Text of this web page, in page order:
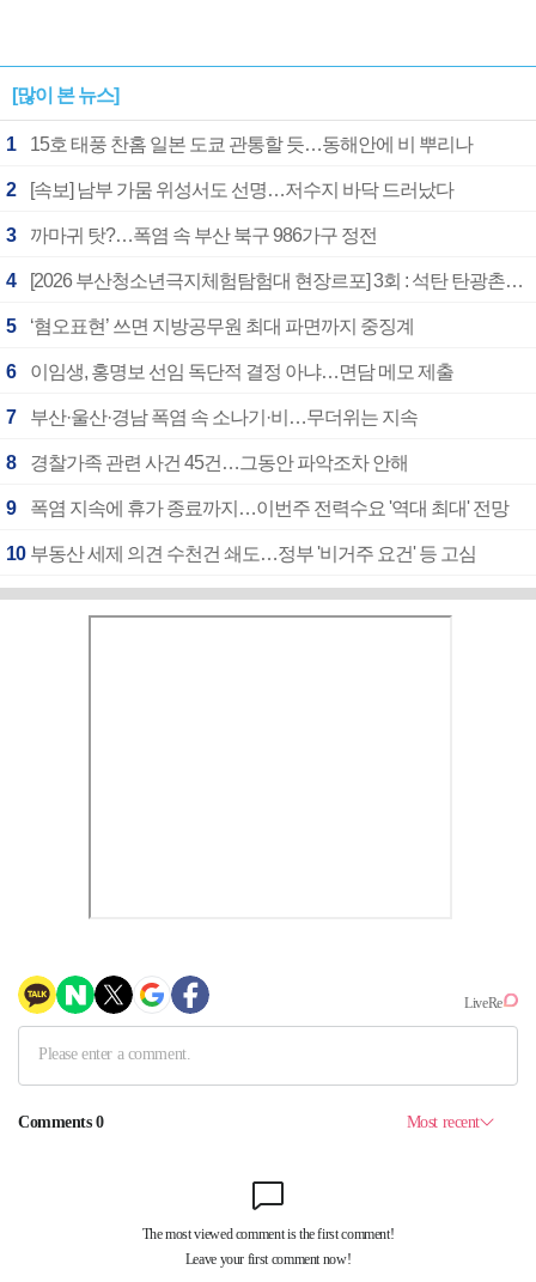
[많이 본 뉴스]
1 15호 태풍 찬홈 일본 도쿄 관통할 듯…동해안에 비 뿌리나
2 [속보] 남부 가뭄 위성서도 선명…저수지 바닥 드러났다
3 까마귀 탓?…폭염 속 부산 북구 986가구 정전
4 [2026 부산청소년극지체험탐험대 현장르포] 3회 : 석탄 탄광촌에서 북극 연구의 중심지로
5 ‘혐오표현’ 쓰면 지방공무원 최대 파면까지 중징계
6 이임생, 홍명보 선임 독단적 결정 아냐…면담 메모 제출
7 부산·울산·경남 폭염 속 소나기·비…무더위는 지속
8 경찰가족 관련 사건 45건…그동안 파악조차 안해
9 폭염 지속에 휴가 종료까지…이번주 전력수요 '역대 최대' 전망
10 부동산 세제 의견 수천건 쇄도…정부 '비거주 요건' 등 고심